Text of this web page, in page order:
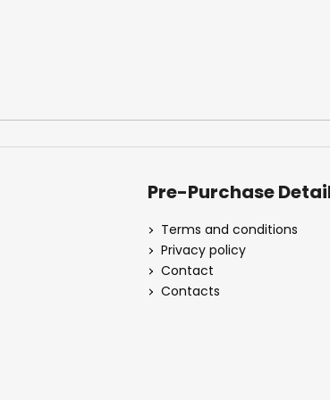
Pre-Purchase
Terms and conditions
Privacy policy
Contact
Contacts